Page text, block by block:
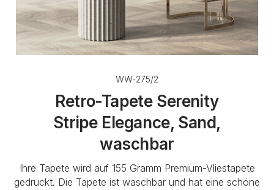
WW-275/2
Retro-Tapete Serenity
Stripe Elegance, Sand,
waschbar
Ihre Tapete wird auf 155 Gramm Premium-Vliestapete
gedruckt. Die Tapete ist waschbar und hat eine schöne